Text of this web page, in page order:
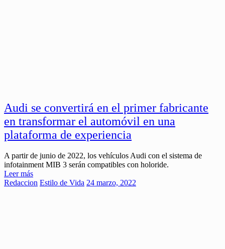
Audi se convertirá en el primer fabricante
en transformar el automóvil en una
plataforma de experiencia
A partir de junio de 2022, los vehículos Audi con el sistema de
infotainment MIB 3 serán compatibles con holoride.
Leer más
Redaccion Estilo de Vida 24 marzo, 2022